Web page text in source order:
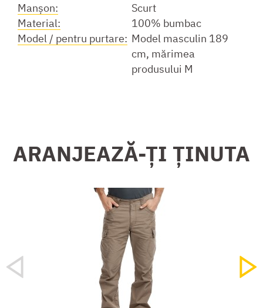
Manşon:
Scurt
Material:
100% bumbac
Model / pentru purtare: Model masculin 189
cm, mărimea
produsului M
ARANJEAZĂ-ȚI ȚINUTA